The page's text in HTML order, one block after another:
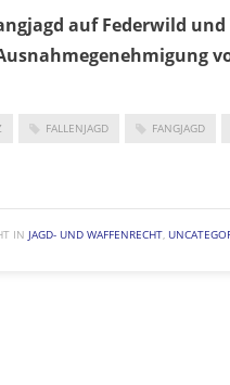
auf Federwild
FALLENJAGD FANGJAGD
IN JAGD- UND WAFFENRECHT,